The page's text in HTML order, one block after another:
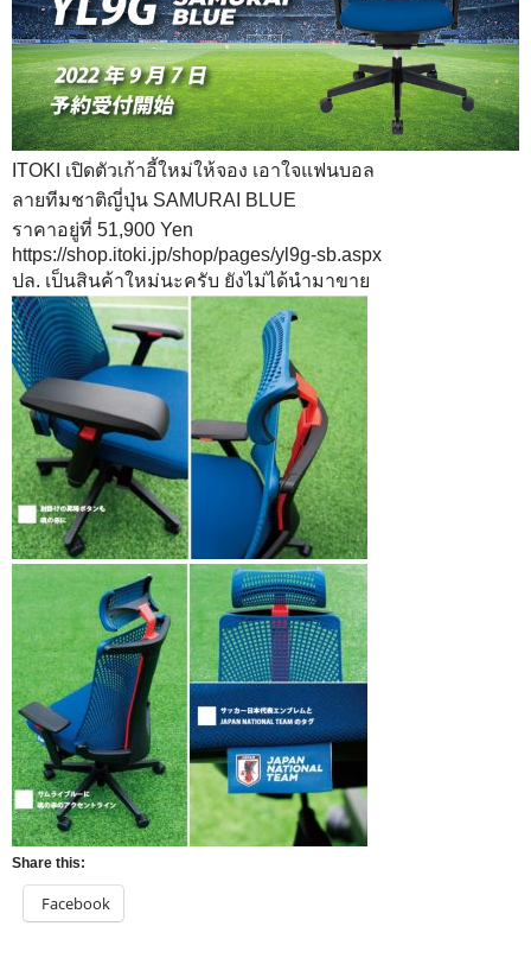
ITOKI เปิดตัวเก้าอี้ใหม่ให้จอง เอาใจแฟนบอล
ลายทีมชาติญี่ปุ่น SAMURAI BLUE
ราคาอยู่ที่ 51,900 Yen
https://shop.itoki.jp/shop/pages/yl9g-sb.aspx
ปล. เป็นสินค้าใหม่นะครับ ยังไม่ได้นำมาขาย
Share this:
Facebook